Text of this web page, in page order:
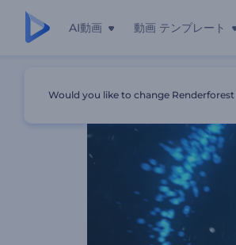
AI動画 動画 テンプレート
Would you like to change